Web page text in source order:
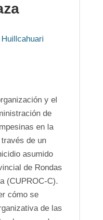
y el
de
en la
de un
asumido
de Rondas
(CUPROC-C).
cómo se
de las